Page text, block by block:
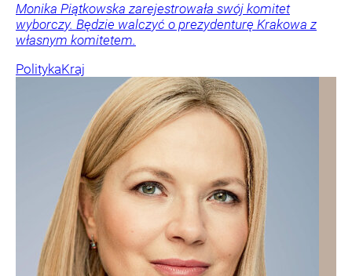
Monika Piątkowska zarejestrowała swój komitet
wyborczy. Będzie walczyć o prezydenturę Krakowa z
własnym komitetem.
PolitykaKraj